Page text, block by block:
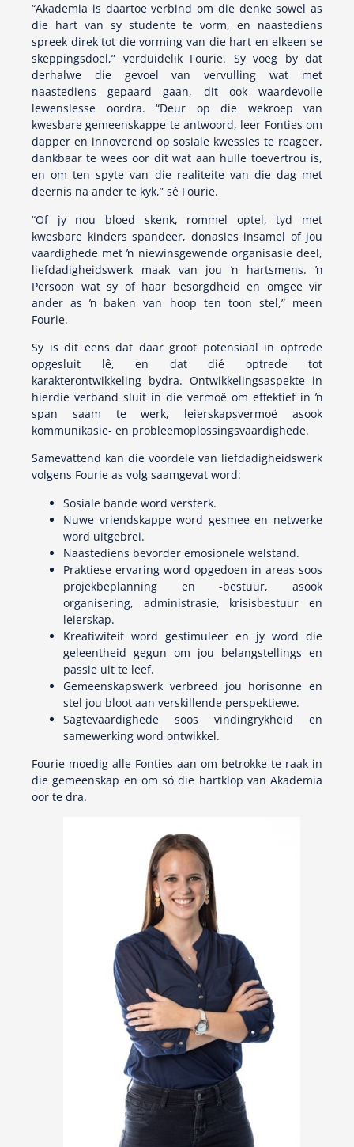
“Akademia is daartoe verbind om die denke sowel as
die hart van sy studente te vorm, en naastediens
spreek direk tot die vorming van die hart en elkeen se
skeppingsdoel,” verduidelik Fourie. Sy voeg by dat
derhalwe die gevoel van vervulling wat met
naastediens gepaard gaan, dit ook waardevolle
lewenslesse oordra. “Deur op die wekroep van
kwesbare gemeenskappe te antwoord, leer Fonties om
dapper en innoverend op sosiale kwessies te reageer,
dankbaar te wees oor dit wat aan hulle toevertrou is,
en om ten spyte van die realiteite van die dag met
deernis na ander te kyk,” sê Fourie.
“Of jy nou bloed skenk, rommel optel, tyd met
kwesbare kinders spandeer, donasies insamel of jou
vaardighede met ŉ niewinsgewende organisasie deel,
liefdadigheidswerk maak van jou ŉ hartsmens. ŉ
Persoon wat sy of haar besorgdheid en omgee vir
ander as ŉ baken van hoop ten toon stel,” meen
Fourie.
Sy is dit eens dat daar groot potensiaal in optrede
opgesluit lê, en dat dié optrede tot
karakterontwikkeling bydra. Ontwikkelingsaspekte in
hierdie verband sluit in die vermoë om effektief in ŉ
span saam te werk, leierskapsvermoë asook
kommunikasie- en probleemoplossingsvaardighede.
Samevattend kan die voordele van liefdadigheidswerk
volgens Fourie as volg saamgevat word:
Sosiale bande word versterk.
Nuwe vriendskappe word gesmee en netwerke
word uitgebrei.
Naastediens bevorder emosionele welstand.
Praktiese ervaring word opgedoen in areas soos
projekbeplanning en -bestuur, asook
organisering, administrasie, krisisbestuur en
leierskap.
Kreatiwiteit word gestimuleer en jy word die
geleentheid gegun om jou belangstellings en
passie uit te leef.
Gemeenskapswerk verbreed jou horisonne en
stel jou bloot aan verskillende perspektiewe.
Sagtevaardighede soos vindingrykheid en
samewerking word ontwikkel.
Fourie moedig alle Fonties aan om betrokke te raak in
die gemeenskap en om só die hartklop van Akademia
oor te dra.